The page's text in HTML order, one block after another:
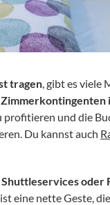
tragen, gibt es viele
Zimmerkontingenten
und die
Du kannst auch
Shuttleservices oder
eine nette Geste,